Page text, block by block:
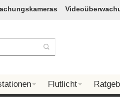
Flutlicht